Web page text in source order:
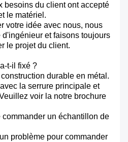
besoins du client ont accepté
le matériel.
votre idée avec nous, nous
et faisons toujours
le projet du client.
t-il fixé ?
durable en métal.
la serrure principale et
voir la notre brochure
un échantillon de
problème pour commander